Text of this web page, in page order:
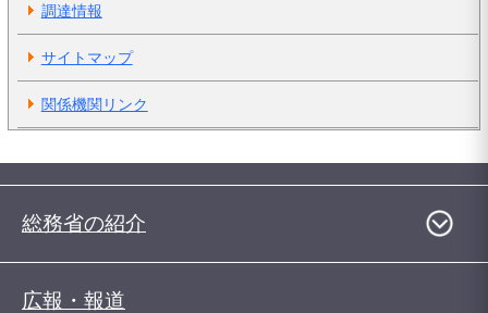
調達情報
サイトマップ
関係機関リンク
総務省の紹介
広報・報道